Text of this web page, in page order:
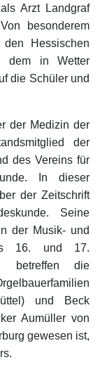
Arzt Landgraf
besonderem
Hessischen
dem in Wetter
die Schüler und
der Medizin der
der
des Vereins für
In dieser
der Zeitschrift
Seine
der Musik- und
16. und 17.
betreffen die
und Beck
Aumüller von
gewesen ist,